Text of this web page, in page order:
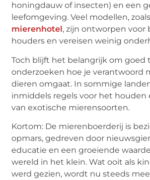
honingdauw of insecten) en een
leefomgeving. Veel modellen, zoals
mierenhotel, zijn ontworpen voor
houders en vereisen weinig
Toch blijft het belangrijk om goed
onderzoeken hoe je verantwoord
dieren omgaat. In sommige
inmiddels regels voor het houden
van exotische mierensoorten.
Kortom: De mierenboerderij is
opmars, gedreven door
educatie en een groeiende
wereld in het klein. Wat ooit als
werd gezien, wordt nu steeds